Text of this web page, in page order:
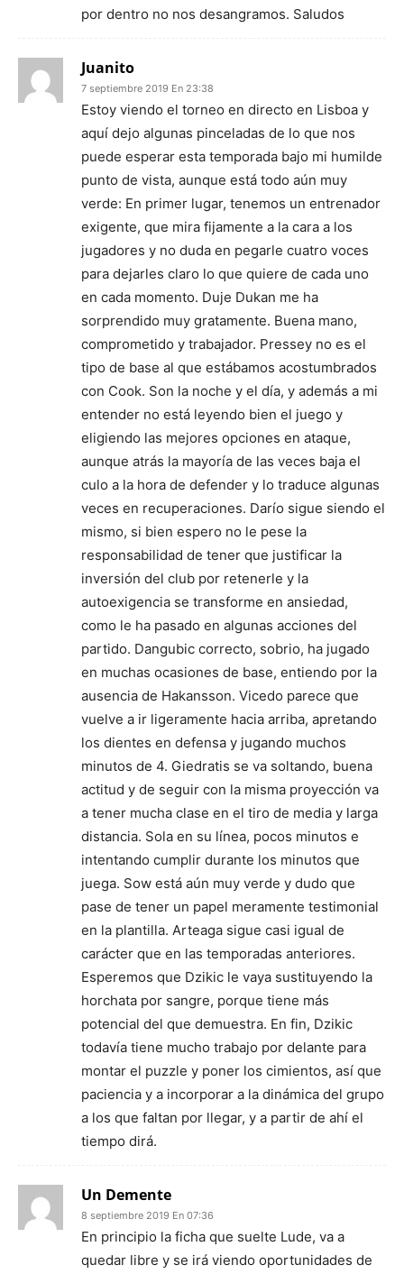
por dentro no nos desangramos. Saludos
Juanito
7 septiembre 2019 En 23:38
Estoy viendo el torneo en directo en Lisboa y
aquí dejo algunas pinceladas de lo que nos
puede esperar esta temporada bajo mi humilde
punto de vista, aunque está todo aún muy
verde: En primer lugar, tenemos un entrenador
exigente, que mira fijamente a la cara a los
jugadores y no duda en pegarle cuatro voces
para dejarles claro lo que quiere de cada uno
en cada momento. Duje Dukan me ha
sorprendido muy gratamente. Buena mano,
comprometido y trabajador. Pressey no es el
tipo de base al que estábamos acostumbrados
con Cook. Son la noche y el día, y además a mi
entender no está leyendo bien el juego y
eligiendo las mejores opciones en ataque,
aunque atrás la mayoría de las veces baja el
culo a la hora de defender y lo traduce algunas
veces en recuperaciones. Darío sigue siendo el
mismo, si bien espero no le pese la
responsabilidad de tener que justificar la
inversión del club por retenerle y la
autoexigencia se transforme en ansiedad,
como le ha pasado en algunas acciones del
partido. Dangubic correcto, sobrio, ha jugado
en muchas ocasiones de base, entiendo por la
ausencia de Hakansson. Vicedo parece que
vuelve a ir ligeramente hacia arriba, apretando
los dientes en defensa y jugando muchos
minutos de 4. Giedratis se va soltando, buena
actitud y de seguir con la misma proyección va
a tener mucha clase en el tiro de media y larga
distancia. Sola en su línea, pocos minutos e
intentando cumplir durante los minutos que
juega. Sow está aún muy verde y dudo que
pase de tener un papel meramente testimonial
en la plantilla. Arteaga sigue casi igual de
carácter que en las temporadas anteriores.
Esperemos que Dzikic le vaya sustituyendo la
horchata por sangre, porque tiene más
potencial del que demuestra. En fin, Dzikic
todavía tiene mucho trabajo por delante para
montar el puzzle y poner los cimientos, así que
paciencia y a incorporar a la dinámica del grupo
a los que faltan por llegar, y a partir de ahí el
tiempo dirá.
Un Demente
8 septiembre 2019 En 07:36
En principio la ficha que suelte Lude, va a
quedar libre y se irá viendo oportunidades de